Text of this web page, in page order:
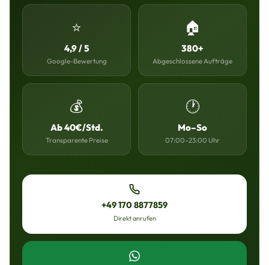
⭐
4,9 / 5
Google-Bewertung
🏠
380+
Abgeschlossene Aufträge
💰
Ab 40€/Std.
Transparente Preise
🕐
Mo–So
07:00–23:00 Uhr
+49 170 8877859
Direkt anrufen